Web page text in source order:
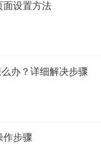
面设置方法
办？详细解决步骤
作步骤